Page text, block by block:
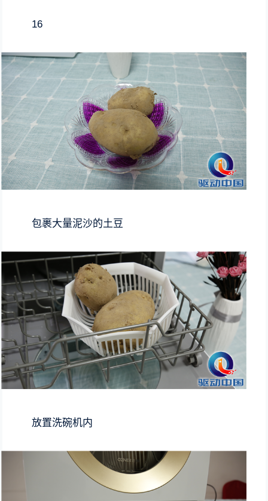
16
包裹大量泥沙的土豆
放置洗碗机内